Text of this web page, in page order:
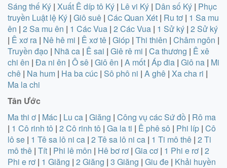
Sáng thế Ký | Xuất Ê díp tô Ký | Lê vi Ký | Dân số Ký | Phục
truyền Luật lệ Ký | Giô suê | Các Quan Xét | Ru tơ | 1 Sa mu
ên | 2 Sa mu ên | 1 Các Vua | 2 Các Vua | 1 Sử ký | 2 Sử ký
| Ê xơ ra | Nê hê mi | Ê xơ tê | Gióp | Thi thiên | Châm ngôn |
Truyền đạo | Nhã ca | Ê sai | Giê rê mi | Ca thương | Ê xê
chi ên | Đa ni ên | Ô sê | Giô ên | A mốt | Áp đia | Giô na | Mi
chê | Na hum | Ha ba cúc | Sô phô ni | A ghê | Xa cha ri |
Ma la chi
Tân Ước
Ma thi ơ | Mác | Lu ca | Giăng | Công vụ các Sứ đồ | Rô ma
| 1 Cô rinh tô | 2 Cô rinh tô | Ga la ti | Ê phê sô | Phi líp | Cô
lô se | 1 Tê sa lô ni ca | 2 Tê sa lô ni ca | 1 Ti mô thê | 2 Ti
mô thê | Tít | Phi lê môn | Hê bơ rơ | Gia cơ | 1 Phi e rơ | 2
Phi e rơ | 1 Giăng | 2 Giăng | 3 Giăng | Giu đe | Khải huyền